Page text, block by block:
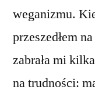
weganizmu.
przeszedłem
zabrała mi
na trudności: